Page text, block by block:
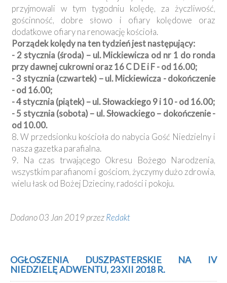
przyjmowali w tym tygodniu kolędę, za życzliwość,
gościnność, dobre słowo i ofiary kolędowe oraz
dodatkowe ofiary na renowację kościoła.
Porządek kolędy na ten tydzień jest następujący:
- 2 stycznia (środa) – ul. Mickiewicza od nr 1 do ronda
przy dawnej cukrowni oraz 16 C D E i F - od 16.00;
- 3 stycznia (czwartek) – ul. Mickiewicza - dokończenie
- od 16.00;
- 4 stycznia (piątek) – ul. Słowackiego 9 i 10 - od 16.00;
- 5 stycznia (sobota) – ul. Słowackiego – dokończenie -
od 10.00.
8. W przedsionku kościoła do nabycia Gość Niedzielny i
nasza gazetka parafialna.
9. Na czas trwającego Okresu Bożego Narodzenia,
wszystkim parafianom i gościom, życzymy dużo zdrowia,
wielu łask od Bożej Dzieciny, radości i pokoju.
Dodano 03 Jan 2019 przezRedakt
OGŁOSZENIA DUSZPASTERSKIE NA IV
NIEDZIELĘ ADWENTU, 23 XII 2018 R.